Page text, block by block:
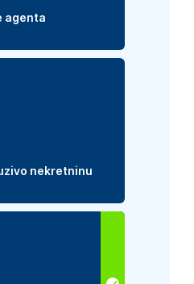
agenta
nekretninu